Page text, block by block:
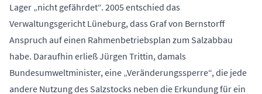
Lager „nicht gefährdet“. 2005 entschied das
Verwaltungsgericht Lüneburg, dass Graf von Bernstorff
Anspruch auf einen Rahmenbetriebsplan zum Salzabbau
habe. Daraufhin erließ Jürgen Trittin, damals
Bundesumweltminister, eine „Veränderungssperre“, die jede
andere Nutzung des Salzstocks neben die Erkundung für ein